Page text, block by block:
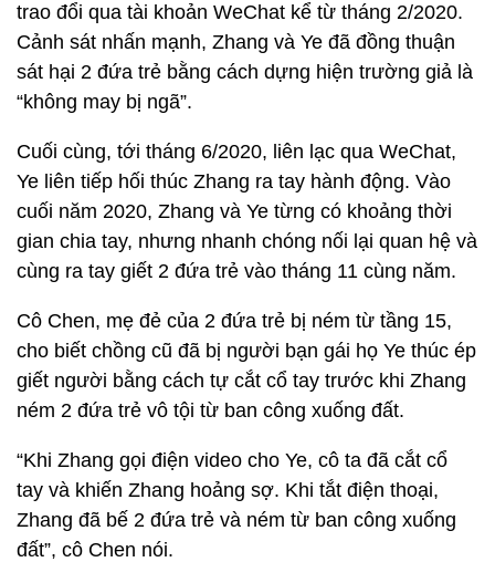
trao đổi qua tài khoản WeChat kể từ tháng 2/2020.
Cảnh sát nhấn mạnh, Zhang và Ye đã đồng thuận
sát hại 2 đứa trẻ bằng cách dựng hiện trường giả là
“không may bị ngã”.
Cuối cùng, tới tháng 6/2020, liên lạc qua WeChat,
Ye liên tiếp hối thúc Zhang ra tay hành động. Vào
cuối năm 2020, Zhang và Ye từng có khoảng thời
gian chia tay, nhưng nhanh chóng nối lại quan hệ và
cùng ra tay giết 2 đứa trẻ vào tháng 11 cùng năm.
Cô Chen, mẹ đẻ của 2 đứa trẻ bị ném từ tầng 15,
cho biết chồng cũ đã bị người bạn gái họ Ye thúc ép
giết người bằng cách tự cắt cổ tay trước khi Zhang
ném 2 đứa trẻ vô tội từ ban công xuống đất.
“Khi Zhang gọi điện video cho Ye, cô ta đã cắt cổ
tay và khiến Zhang hoảng sợ. Khi tắt điện thoại,
Zhang đã bế 2 đứa trẻ và ném từ ban công xuống
đất”, cô Chen nói.